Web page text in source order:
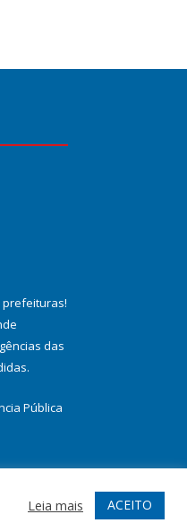
prefeituras!
das
Pública
Webmail
Leia mais ACEITO